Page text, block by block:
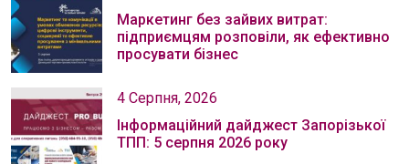
Маркетинг без зайвих витрат:
підприємцям розповіли, як ефективно
просувати бізнес
4 Серпня, 2026
Інформаційний дайджест Запорізької
ТПП: 5 серпня 2026 року